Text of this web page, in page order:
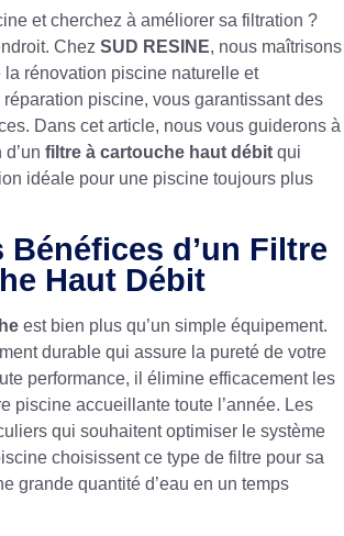
et cherchez à améliorer sa filtration ?
Chez SUD RESINE, nous maîtrisons
la rénovation piscine naturelle et
réparation piscine, vous garantissant des
Dans cet article, nous vous guiderons à
filtre à cartouche haut débit qui
idéale pour une piscine toujours plus
Bénéfices d’un Filtre
Haut Débit
est bien plus qu’un simple équipement.
durable qui assure la pureté de votre
performance, il élimine efficacement les
piscine accueillante toute l’année. Les
qui souhaitent optimiser le système
choisissent ce type de filtre pour sa
grande quantité d’eau en un temps